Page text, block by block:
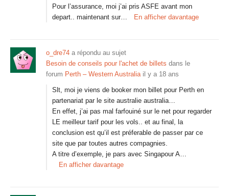
Pour l’assurance, moi j’ai pris ASFE avant mon
depart.. maintenant sur…
En afficher davantage
o_dre74 a répondu au sujet
Besoin de conseils pour l'achet de billets dans le
forum Perth – Western Australia il y a 18 ans
Slt, moi je viens de booker mon billet pour Perth en
partenariat par le site australie australia…
En effet, j’ai pas mal farfouiné sur le net pour regarder
LE meilleur tarif pour les vols.. et au final, la
conclusion est qu’il est préferable de passer par ce
site que par toutes autres compagnies.
A titre d’exemple, je pars avec Singapour A…
En afficher davantage